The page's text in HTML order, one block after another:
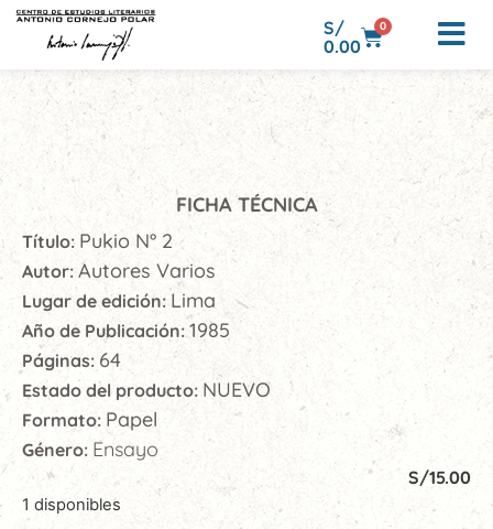
S/
0.00
0
FICHA TÉCNICA
Título: Pukio N° 2
Autor: Autores Varios
Lugar de edición: Lima
Año de Publicación:1985
Páginas: 64
Estado del producto: NUEVO
Formato: Papel
Género: Ensayo
S/15.00
1 disponibles